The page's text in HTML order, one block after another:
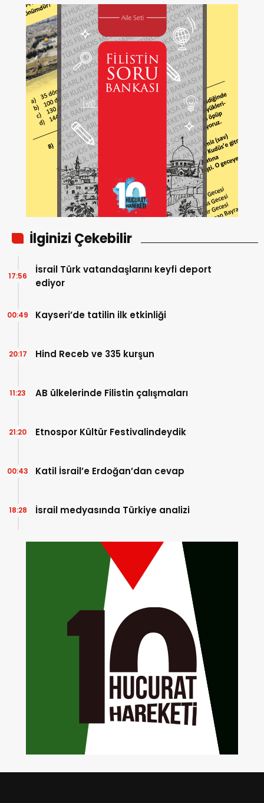
İlginizi Çekebilir
İsrail Türk vatandaşlarını keyfi deport
ediyor
17:56
Kayseri’de tatilin ilk etkinliği
00:49
Hind Receb ve 335 kurşun
20:17
AB ülkelerinde Filistin çalışmaları
11:23
Etnospor Kültür Festivalindeydik
21:20
Katil İsrail’e Erdoğan’dan cevap
00:43
İsrail medyasında Türkiye analizi
18:28